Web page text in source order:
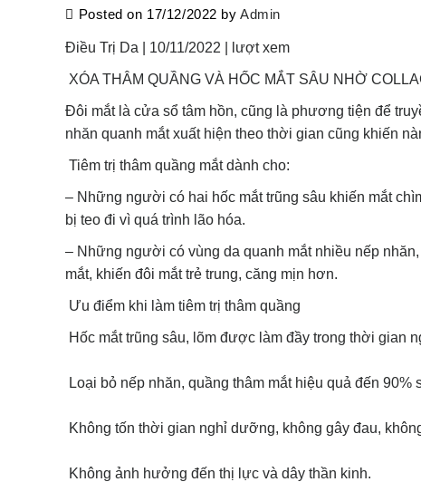
Posted on 17/12/2022 byAdmin
Điều Trị Da | 10/11/2022 | lượt xem
XÓA THÂM QUẦNG VÀ HỐC MẮT SÂU NHỜ
Đôi mắt là cửa sổ tâm hồn, cũng là phương tiện để
nhăn quanh mắt xuất hiện theo thời gian cũng khiến
Tiêm trị thâm quầng mắt dành cho:
– Những người có hai hốc mắt trũng sâu khiến mắt
bị teo đi vì quá trình lão hóa.
– Những người có vùng da quanh mắt nhiều nếp
mắt, khiến đôi mắt trẻ trung, căng mịn hơn.
Ưu điểm khi làm tiêm trị thâm quầng
Hốc mắt trũng sâu, lõm được làm đầy trong thời gian
Loại bỏ nếp nhăn, quầng thâm mắt hiệu quả đến 90%
Không tốn thời gian nghỉ dưỡng, không gây đau,
Không ảnh hưởng đến thị lực và dây thần kinh.